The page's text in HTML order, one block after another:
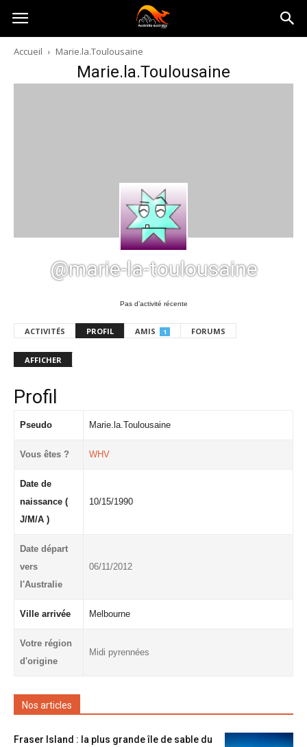
Australia-
australie.com
Accueil Marie.la.Toulousaine
Marie.la.Toulousaine
@marie-la-toulousaine
Pas d’activité récente
ACTIVITÉS PROFIL AMIS 1 FORUMS
AFFICHER
Profil
Pseudo Marie.la.Toulousaine
Vous êtes ? WHV
Date de
naissance (
J/M/A )
10/15/1990
Date départ
vers
l'Australie
06/11/2012
Ville arrivée Melbourne
Votre région
d'origine
Midi pyrennées
Nos articles
Fraser Island : la plus grande île de sable du